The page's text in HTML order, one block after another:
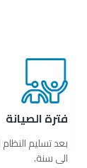
فترة الصيانة
بعد تسليم
الى سنة.